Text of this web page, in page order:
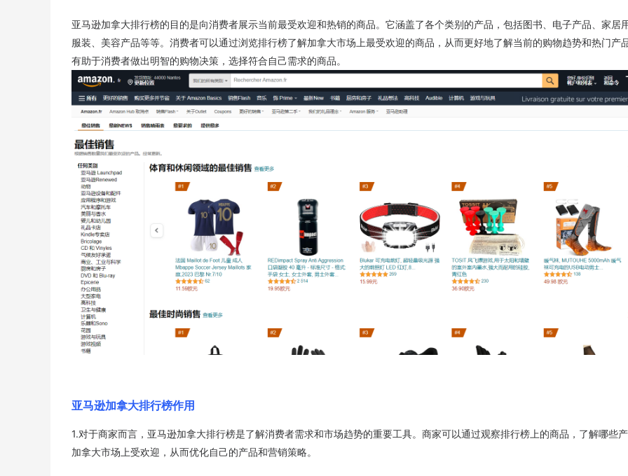
亚马逊加拿大排行榜的目的是向消费者展示当前最受欢迎和热销的商品。它涵盖了各个类别的产品，包括图书、电子产品、家居
服装、美容产品等等。消费者可以通过浏览排行榜了解加拿大市场上最受欢迎的商品，从而更好地了解当前的购物趋势和热门产
有助于消费者做出明智的购物决策，选择符合自己需求的商品。
亚马逊加拿大排行榜作用
1.对于商家而言，亚马逊加拿大排行榜是了解消费者需求和市场趋势的重要工具。商家可以通过观察排行榜上的商品，了解哪些
加拿大市场上受欢迎，从而优化自己的产品和营销策略。